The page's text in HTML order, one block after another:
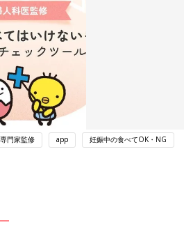
門家監修 app 妊娠中の食べてOK・NG